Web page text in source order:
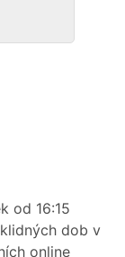
od 16:15
dob v
online